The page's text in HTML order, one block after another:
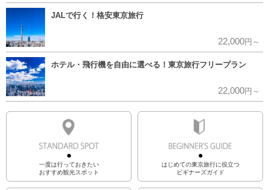
JALで行く！格安東京旅行
22,000円～
ホテル・飛行機を自由に選べる！東京旅行フリープラン
22,000円～
一度は行っておきたい
おすすめ観光スポット
はじめての東京旅行に役立つ
ビギナーズガイド